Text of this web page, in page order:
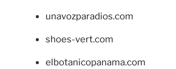
unavozparadios.com
shoes-vert.com
elbotanicopanama.com